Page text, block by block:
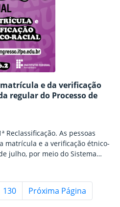
e da verificação
regular do Processo de
Reclassificação. As pessoas
matrícula e a verificação étnico-
julho, por meio do Sistema
130 Próxima Página